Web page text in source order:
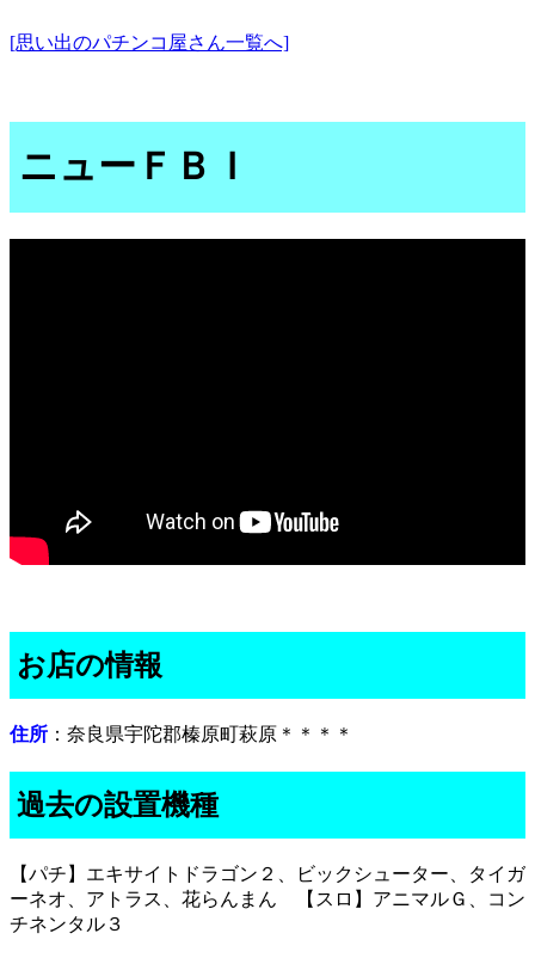
[思い出のパチンコ屋さん一覧へ]
ニューＦＢＩ
お店の情報
住所 ：奈良県宇陀郡榛原町萩原＊＊＊＊
過去の設置機種
【パチ】エキサイトドラゴン２、ビックシューター、タイガ
ーネオ、アトラス、花らんまん 【スロ】アニマルＧ、コン
チネンタル３